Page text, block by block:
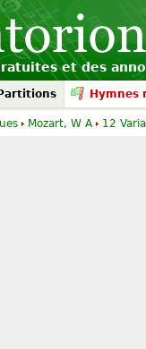
et des
Partitions Hymnes
Mozart, W A 12